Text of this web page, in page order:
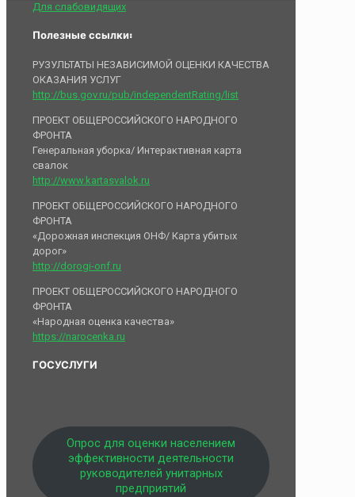
Для слабовидящих
Полезные ссылки:
РУЗУЛЬТАТЫ НЕЗАВИСИМОЙ ОЦЕНКИ КАЧЕСТВА
ОКАЗАНИЯ УСЛУГ
http://bus.gov.ru/pub/independentRating/list
ПРОЕКТ ОБЩЕРОССИЙСКОГО НАРОДНОГО
ФРОНТА
Генеральная уборка/ Интерактивная карта
свалок
http://www.kartasvalok.ru
ПРОЕКТ ОБЩЕРОССИЙСКОГО НАРОДНОГО
ФРОНТА
«Дорожная инспекция ОНФ/ Карта убитых
дорог»
http://dorogi-onf.ru
ПРОЕКТ ОБЩЕРОССИЙСКОГО НАРОДНОГО
ФРОНТА
«Народная оценка качества»
https://narocenka.ru
ГОСУСЛУГИ
Опрос для оценки населением
эффективности деятельности
руководителей унитарных
предприятий